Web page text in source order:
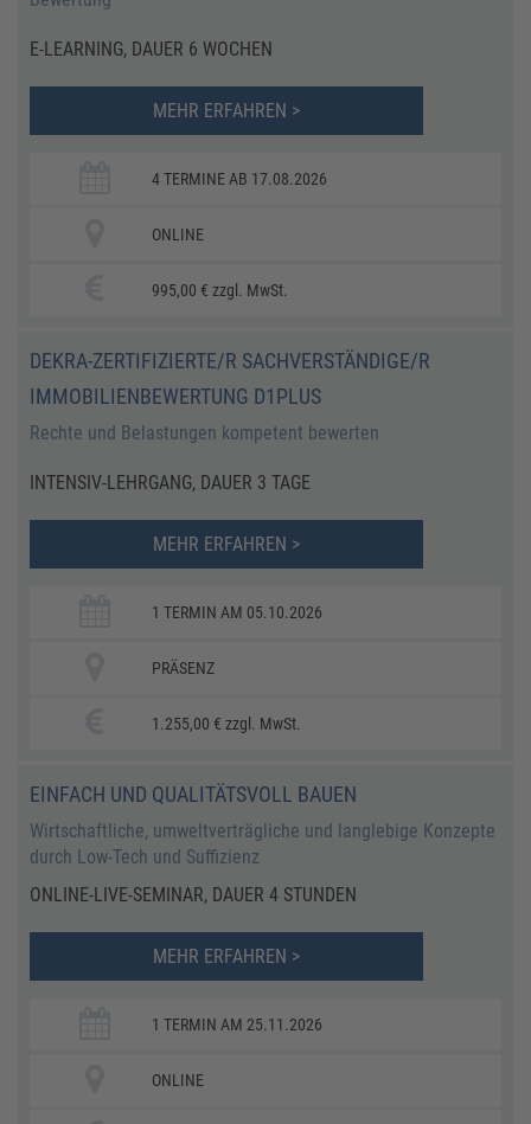
E-LEARNING, DAUER 6 WOCHEN
MEHR ERFAHREN >
4 TERMINE AB 17.08.2026
ONLINE
995,00 € zzgl. MwSt.
DEKRA-ZERTIFIZIERTE/R SACHVERSTÄNDIGE/R
IMMOBILIENBEWERTUNG D1PLUS
Rechte und Belastungen kompetent bewerten
INTENSIV-LEHRGANG, DAUER 3 TAGE
MEHR ERFAHREN >
1 TERMIN AM 05.10.2026
PRÄSENZ
1.255,00 € zzgl. MwSt.
EINFACH UND QUALITÄTSVOLL BAUEN
Wirtschaftliche, umweltverträgliche und langlebige Konzepte
durch Low-Tech und Suffizienz
ONLINE-LIVE-SEMINAR, DAUER 4 STUNDEN
MEHR ERFAHREN >
1 TERMIN AM 25.11.2026
ONLINE